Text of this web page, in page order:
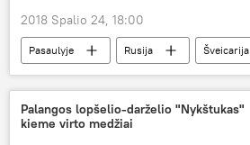
2018 Spalio 24, 18:00
Pasaulyje Rusija
Šveicarija
rusų šnipai
programišiai
Palangos lopšelio-darželio "Nykštukas"
kieme virto medžiai